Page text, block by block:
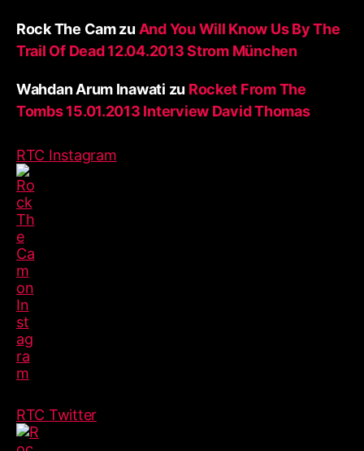
Rock The Camzu And You Will Know Us By The
Trail Of Dead 12.04.2013 Strom München
Wahdan Arum Inawati zu Rocket From The
Tombs 15.01.2013 Interview David Thomas
RTC Instagram
RTC Twitter